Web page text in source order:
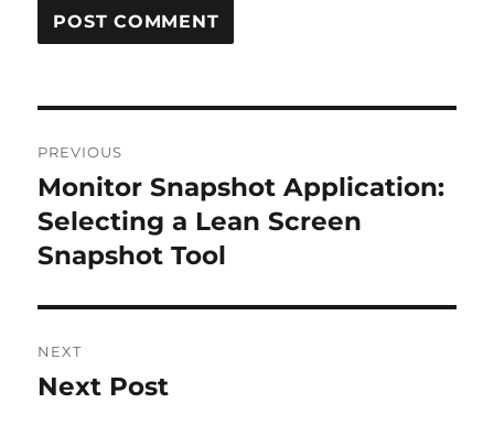
navigation
PREVIOUS
Previous
post:
Monitor Snapshot Application:
Selecting a Lean Screen
Snapshot Tool
NEXT
Next
Next Post